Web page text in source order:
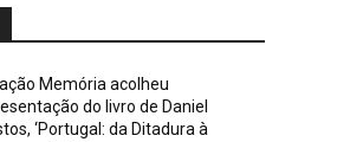
Memória acolheu
do livro de Daniel
‘Portugal: da Ditadura à